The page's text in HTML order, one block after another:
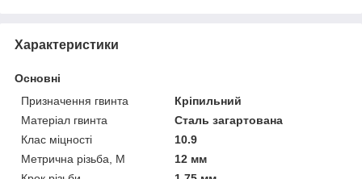
Характеристики
Основні
Призначення гвинта
Кріпильний
Матеріал гвинта
Сталь загартована
Клас міцності
10.9
Метрична різьба, М
12 мм